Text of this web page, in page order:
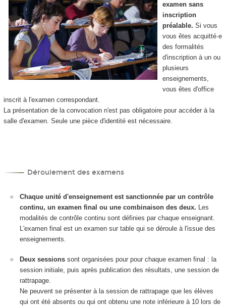
examen sans
inscription
préalable. Si vous
vous êtes acquitté·e
des formalités
d'inscription à un ou
plusieurs
enseignements,
vous êtes d'office
inscrit à l'examen correspondant.
La présentation de la convocation n'est pas obligatoire pour accéder à la
salle d'examen. Seule une pièce d'identité est nécessaire.
Déroulement des examens
Chaque unité d'enseignement est sanctionnée par un contrôle
continu, un examen final ou une combinaison des deux. Les
modalités de contrôle continu sont définies par chaque enseignant.
L'examen final est un examen sur table qui se déroule à l'issue des
enseignements.
Deux sessions sont organisées pour pour chaque examen final : la
session initiale, puis après publication des résultats, une session de
rattrapage.
Ne peuvent se présenter à la session de rattrapage que les élèves
qui ont été absents ou qui ont obtenu une note inférieure à 10 lors de